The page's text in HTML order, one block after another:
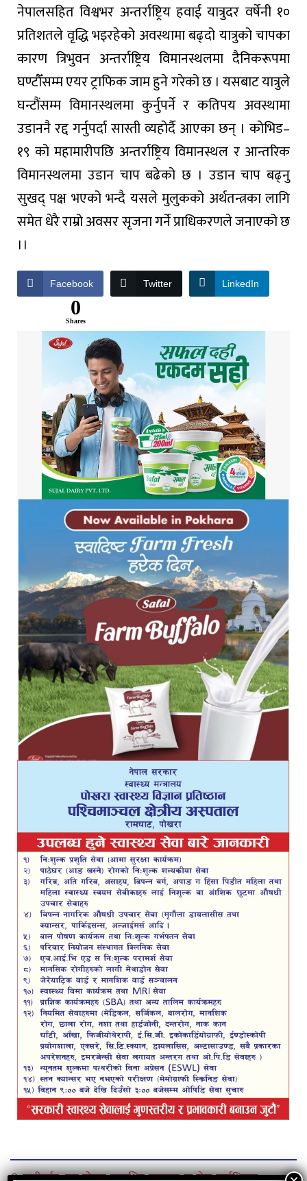
नेपालसहित विश्वभर अन्तर्राष्ट्रिय हवाई यात्रुदर वर्षेनी १०
प्रतिशतले वृद्धि भइरहेको अवस्थामा बढ्दो यात्रुको चापका
कारण त्रिभुवन अन्तर्राष्ट्रिय विमानस्थलमा दैनिकरूपमा
घण्टौँसम्म एयर ट्राफिक जाम हुने गरेको छ । यसबाट यात्रुले
घन्टौंसम्म विमानस्थलमा कुर्नुपर्ने र कतिपय अवस्थामा
उडाननै रद्द गर्नुपर्दा सास्ती व्यहोर्दै आएका छन् । कोभिड–
१९ को महामारीपछि अन्तर्राष्ट्रिय विमानस्थल र आन्तरिक
विमानस्थलमा उडान चाप बढेको छ । उडान चाप बढ्नु
सुखद् पक्ष भएको भन्दै यसले मुलुकको अर्थतन्त्रका लागि
समेत धेरै राम्रो अवसर सृजना गर्ने प्राधिकरणले जनाएको छ
।।
Facebook Twitter LinkedIn
0
Shares